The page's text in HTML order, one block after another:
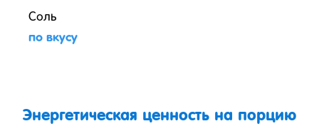
Соль
по вкусу
Энергетическая ценность на порцию